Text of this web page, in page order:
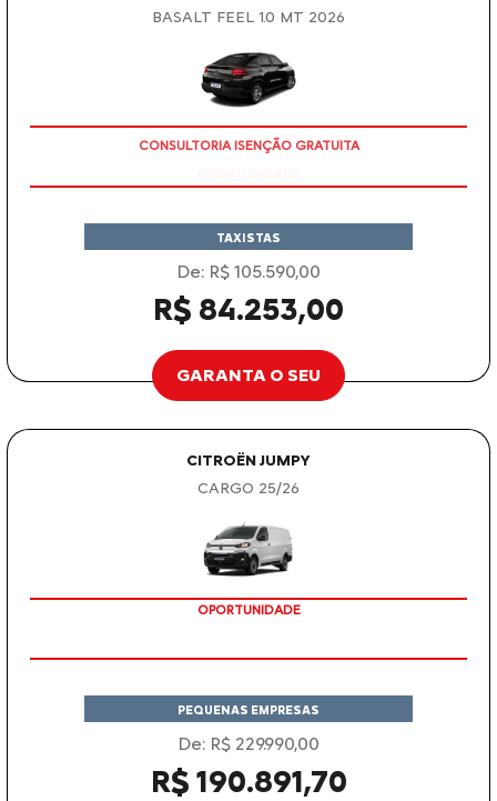
BASALT FEEL 1.0 MT 2026
CONSULTORIA ISENÇÃO GRATUITA
TAXISTAS
De: R$ 105.590,00
R$ 84.253,00
GARANTA O SEU
CITROËN JUMPY
CARGO 25/26
OPORTUNIDADE
PEQUENAS EMPRESAS
De: R$ 229.990,00
R$ 190.891,70